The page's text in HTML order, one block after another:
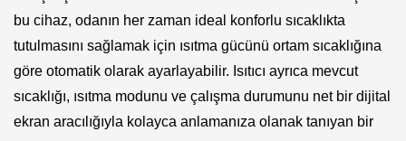
bu cihaz, odanın her zaman ideal konforlu sıcaklıkta
tutulmasını sağlamak için ısıtma gücünü ortam sıcaklığına
göre otomatik olarak ayarlayabilir. Isıtıcı ayrıca mevcut
sıcaklığı, ısıtma modunu ve çalışma durumunu net bir dijital
ekran aracılığıyla kolayca anlamanıza olanak tanıyan bir